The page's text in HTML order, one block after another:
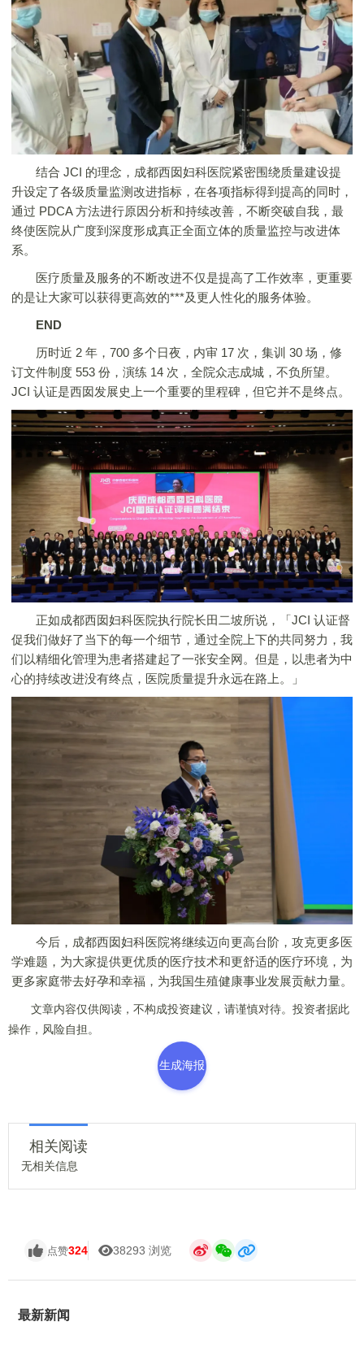
结合 JCI 的理念，成都西囡妇科医院紧密围绕质量建设提
升设定了各级质量监测改进指标，在各项指标得到提高的同时，
通过 PDCA 方法进行原因分析和持续改善，不断突破自我，最
终使医院从广度到深度形成真正全面立体的质量监控与改进体
系。
医疗质量及服务的不断改进不仅是提高了工作效率，更重要
的是让大家可以获得更高效的***及更人性化的服务体验。
END
历时近 2 年，700 多个日夜，内审 17 次，集训 30 场，修
订文件制度 553 份，演练 14 次，全院众志成城，不负所望。
JCI 认证是西囡发展史上一个重要的里程碑，但它并不是终点。
正如成都西囡妇科医院执行院长田二坡所说，「JCI 认证督
促我们做好了当下的每一个细节，通过全院上下的共同努力，我
们以精细化管理为患者搭建起了一张安全网。但是，以患者为中
心的持续改进没有终点，医院质量提升永远在路上。」
今后，成都西囡妇科医院将继续迈向更高台阶，攻克更多医
学难题，为大家提供更优质的医疗技术和更舒适的医疗环境，为
更多家庭带去好孕和幸福，为我国生殖健康事业发展贡献力量。
文章内容仅供阅读，不构成投资建议，请谨慎对待。投资者据此
操作，风险自担。
生成海报
相关阅读
无相关信息
点赞324 38293 浏览
最新新闻